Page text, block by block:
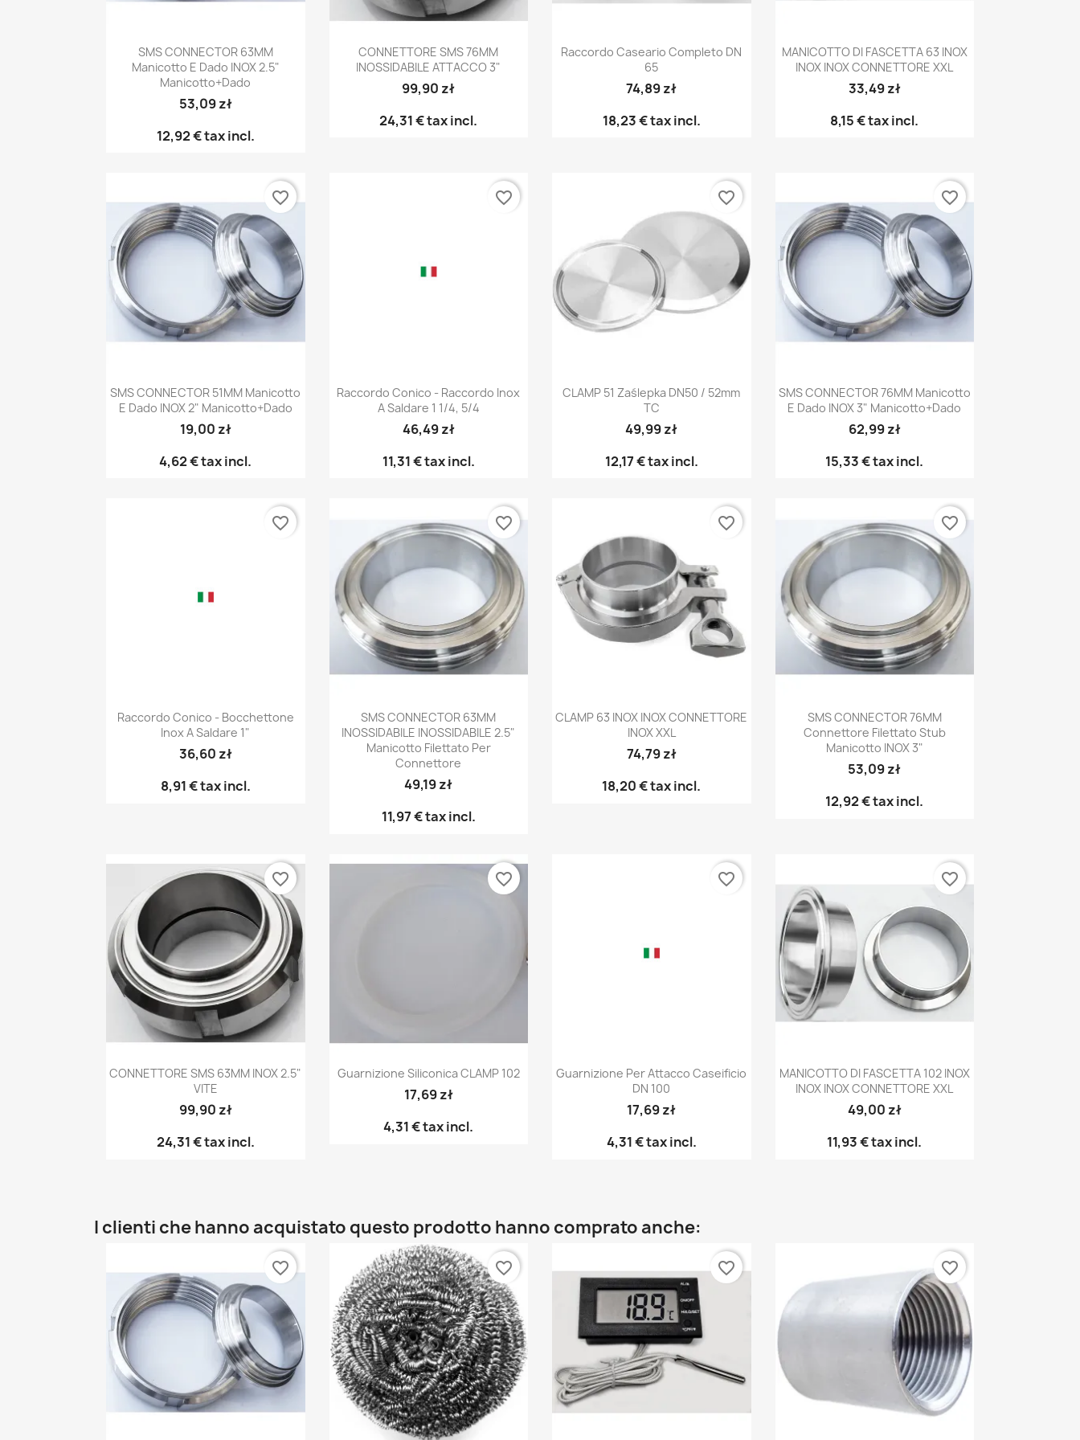
Anteprima
SMS CONNECTOR 63MM
Manicotto E Dado INOX 2.5"
Manicotto+dado
53,09 zł
12,92 €tax incl.
Anteprima
CONNETTORE SMS 76MM
INOSSIDABILE ATTACCO 3"
99,90 zł
24,31 €tax incl.
Anteprima
Raccordo Caseario Completo DN
65
74,89 zł
18,23 €tax incl.
Anteprima
MANICOTTO DI FASCETTA 63 INOX
INOX INOX CONNETTORE XXL
33,49 zł
8,15 €tax incl.
Anteprima
SMS CONNECTOR 51MM Manicotto
E Dado INOX 2" Manicotto+dado
19,00 zł
4,62 €tax incl.
favorite_border
Anteprima
Raccordo Conico - Raccordo Inox
A Saldare 1 1/4, 5/4
46,49 zł
11,31 €tax incl.
favorite_border
Anteprima
CLAMP 51 Zaślepka DN50 / 52mm
TC
49,99 zł
12,17 €tax incl.
favorite_border
Anteprima
SMS CONNECTOR 76MM Manicotto
E Dado INOX 3" Manicotto+dado
62,99 zł
15,33 €tax incl.
favorite_border
Anteprima
Raccordo Conico - Bocchettone
Inox A Saldare 1"
36,60 zł
8,91 €tax incl.
favorite_border
Anteprima
SMS CONNECTOR 63MM
INOSSIDABILE INOSSIDABILE 2.5"
Manicotto Filettato Per
Connettore
49,19 zł
11,97 €tax incl.
favorite_border
Anteprima
CLAMP 63 INOX INOX CONNETTORE
INOX XXL
74,79 zł
18,20 €tax incl.
favorite_border
Anteprima
SMS CONNECTOR 76MM
Connettore Filettato Stub
Manicotto INOX 3"
53,09 zł
12,92 €tax incl.
favorite_border
Anteprima
CONNETTORE SMS 63MM INOX 2.5"
VITE
99,90 zł
24,31 €tax incl.
favorite_border
Anteprima
Guarnizione Siliconica CLAMP 102
17,69 zł
4,31 €tax incl.
favorite_border
Anteprima
Guarnizione Per Attacco Caseificio
DN 100
17,69 zł
4,31 €tax incl.
favorite_border
Anteprima
MANICOTTO DI FASCETTA 102 INOX
INOX INOX CONNETTORE XXL
49,00 zł
11,93 €tax incl.
favorite_border
I clienti che hanno acquistato questo prodotto hanno comprato anche:
favorite_border favorite_border favorite_border favorite_border